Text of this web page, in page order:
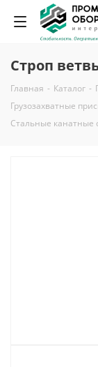
Строп
Главная - Каталог -
Грузозахватные
Стальные канатные